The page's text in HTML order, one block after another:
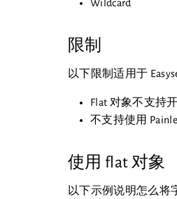
Wildcard
限制
以下限制适用于
Flat 对象不支持
不支持使用
使用 flat 对象
以下示例说明怎么将